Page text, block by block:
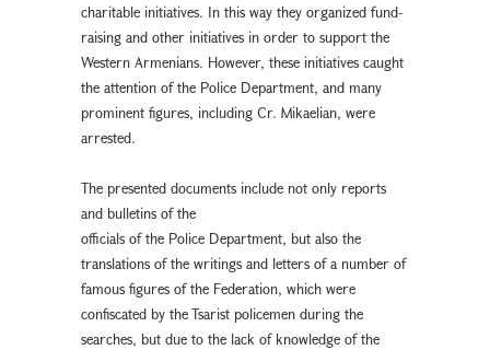
charitable initiatives. In this way they organized fund-
raising and other initiatives in order to support the
Western Armenians. However, these initiatives caught
the attention of the Police Department, and many
prominent figures, including Cr. Mikaelian, were
arrested.
The presented documents include not only reports
and bulletins of the
officials of the Police Department, but also the
translations of the writings and letters of a number of
famous figures of the Federation, which were
confiscated by the Tsarist policemen during the
searches, but due to the lack of knowledge of the